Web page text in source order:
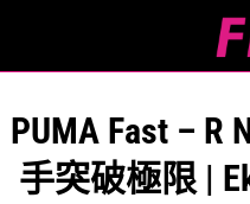
PUMA Fast – R
手突破極限 |